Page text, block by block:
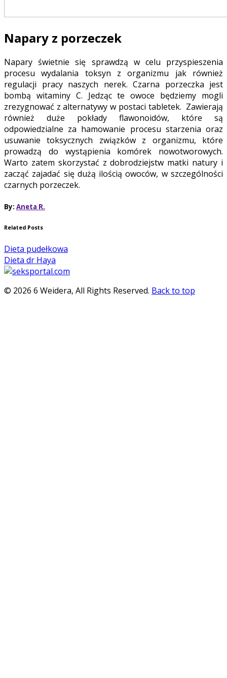
Napary z porzeczek
Napary świetnie się sprawdzą w celu przyspieszenia
procesu wydalania toksyn z organizmu jak również
regulacji pracy naszych nerek. Czarna porzeczka jest
bombą witaminy C. Jedząc te owoce będziemy mogli
zrezygnować z alternatywy w postaci tabletek. Zawierają
również duże pokłady flawonoidów, które są
odpowiedzialne za hamowanie procesu starzenia oraz
usuwanie toksycznych związków z organizmu, które
prowadzą do wystąpienia komórek nowotworowych.
Warto zatem skorzystać z dobrodziejstw matki natury i
zacząć zajadać się dużą ilością owoców, w szczególności
czarnych porzeczek.
By: Aneta R.
Related Posts
Dieta pudełkowa
Dieta dr Haya
© 2026 6 Weidera, All Rights Reserved. Back to top